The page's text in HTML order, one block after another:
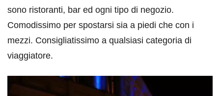
sono ristoranti, bar ed ogni tipo di negozio.
Comodissimo per spostarsi sia a piedi che con i
mezzi. Consigliatissimo a qualsiasi categoria di
viaggiatore.